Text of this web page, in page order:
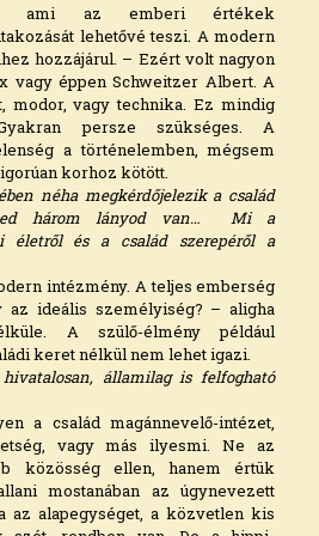
ami az emberi értékek
lehetővé teszi. A modern
hozzájárul. – Ezért volt nagyon
vagy éppen Schweitzer Albert. A
modor, vagy technika. Ez mindig
persze szükséges. A
a történelemben, mégsem
korhoz kötött.
néha megkérdőjelezik a család
három lányod van… Mi a
életről és a család szerepéről a
intézmény. A teljes emberség
az ideális személyiség? – aligha
A szülő-élmény például
keret nélkül nem lehet igazi.
államilag is felfogható
a család magánnevelő-intézet,
vagy más ilyesmi. Ne az
közösség ellen, hanem értük
mostanában az úgynevezett
az alapegységet, a közvetlen kis